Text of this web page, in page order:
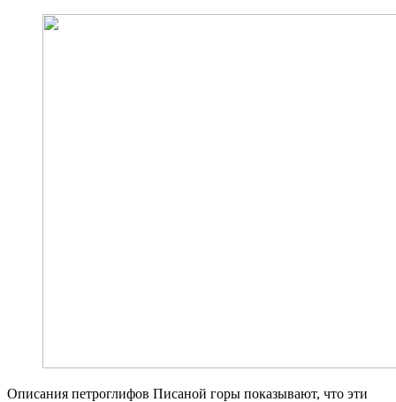
Описания петроглифов Писаной горы показывают, что эти